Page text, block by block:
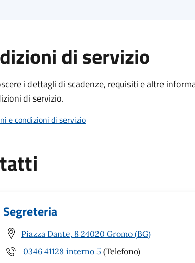
di servizio
i dettagli di scadenze, requisiti e altre
di servizio.
e condizioni di servizio
Segreteria
Piazza Dante, 8 24020 Gromo (BG)
0346 41128 interno 5 (Telefono)